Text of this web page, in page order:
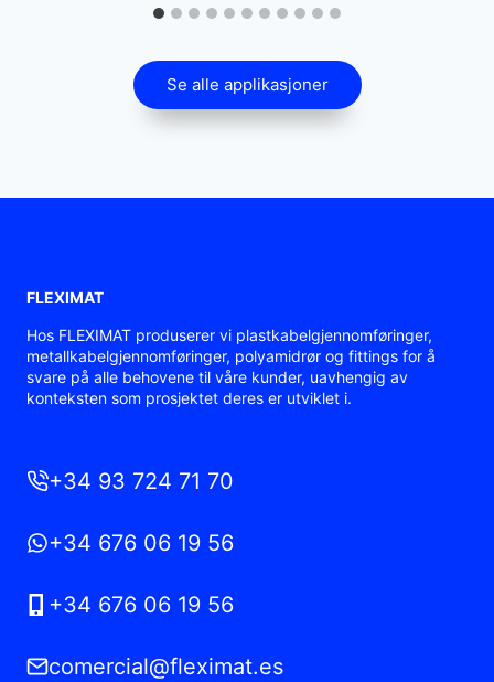
Se alle applikasjoner
FLEXIMAT
Hos FLEXIMAT produserer vi plastkabelgjennomføringer,
metallkabelgjennomføringer, polyamidrør og fittings for å
svare på alle behovene til våre kunder, uavhengig av
konteksten som prosjektet deres er utviklet i.
+34 93 724 71 70
+34 676 06 19 56
+34 676 06 19 56
comercial@fleximat.es